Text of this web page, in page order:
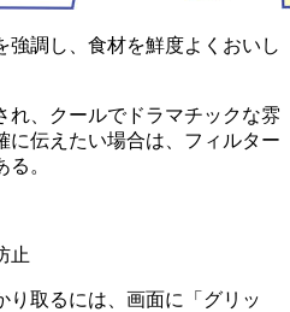
調し、食材を鮮度よくおいし
、クールでドラマチックな雰
に伝えたい場合は、フィルター
。
止
り取るには、画面に「グリッ